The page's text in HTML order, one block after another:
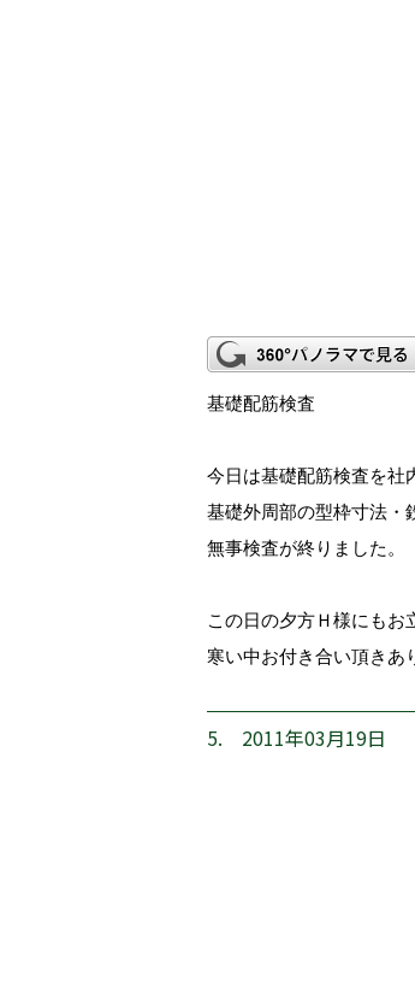
基礎配筋検査
今日は基礎配筋検査を社
基礎外周部の型枠寸法・
無事検査が終りました。
この日の夕方Ｈ様にもお
寒い中お付き合い頂きあ
5. 2011年03月19日